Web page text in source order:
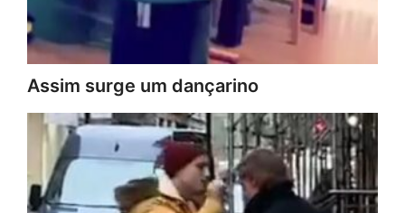
Assim surge um dançarino